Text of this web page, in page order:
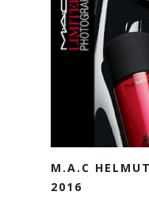
M.A.C
2016